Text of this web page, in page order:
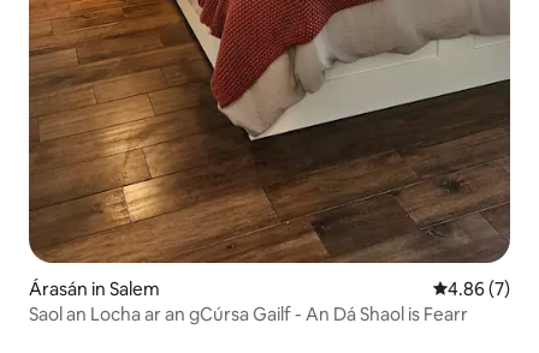
Árasán in Salem Meánrátáil
4.86 (7)
Saol an Locha ar an gCúrsa Gailf - An Dá Shaol is Fearr